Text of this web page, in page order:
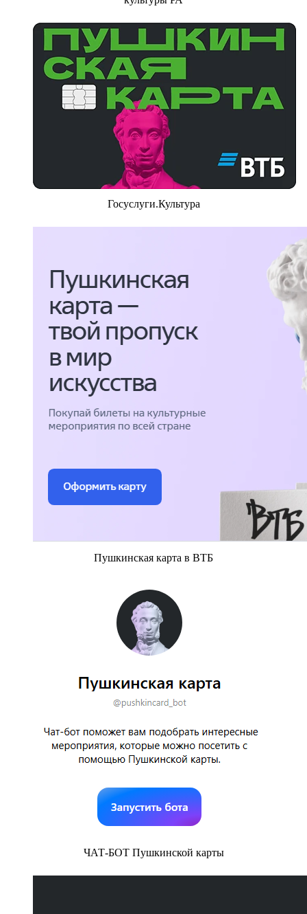
Госуслуги.Культура
Пушкинская карта в ВТБ
ЧАТ-БОТ Пушкинской карты